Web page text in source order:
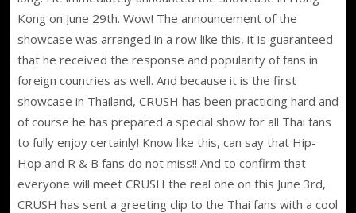
Kong on June 29th. Wow! The announcement of the
showcase was arranged in a row like this, it is guaranteed
that he received the response and popularity of fans in
foreign countries as well. And because it is the first
showcase in Thailand, CRUSH has been practicing hard and
of course he has prepared a special show for all Thai fans
to fully enjoy certainly! Know like this, can say that Hip-
Hop and R & B fans do not miss!! And to confirm that
everyone will meet CRUSH the real one on this June 3rd,
CRUSH has sent a greeting clip to the Thai fans with a cool